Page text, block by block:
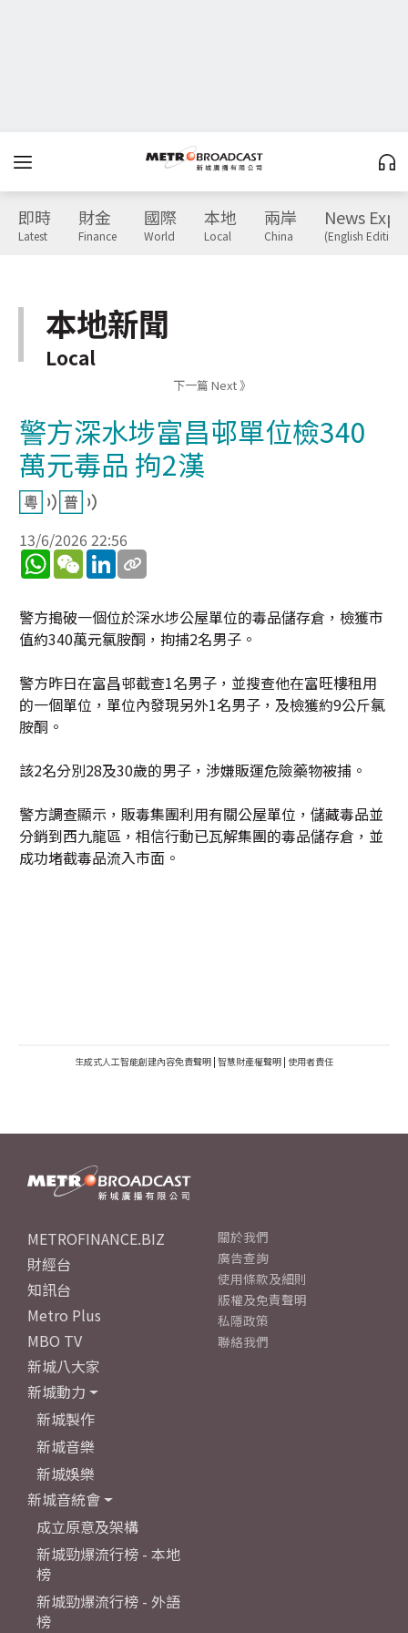
即時
Latest
財金
Finance
國際
World
本地
Local
兩岸
China
News
(English Edition)
本地新聞
Local
下一篇 Next 》
警方深水埗富昌邨單位檢340
萬元毒品 拘2漢
13/6/2026 22:56
WhatsApp
WeChatLinkedIn
警方搗破一個位於深水埗公屋單位的毒品儲存倉，檢獲市
值約340萬元氯胺酮，拘捕2名男子。
警方昨日在富昌邨截查1名男子，並搜查他在富旺樓租用
的一個單位，單位內發現另外1名男子，及檢獲約9公斤氯
胺酮。
該2名分別28及30歲的男子，涉嫌販運危險藥物被捕。
警方調查顯示，販毒集團利用有關公屋單位，儲藏毒品並
分銷到西九龍區，相信行動已瓦解集團的毒品儲存倉，並
成功堵截毒品流入市面。
生成式人工智能創建內容免責聲明 | 智慧財產權聲明 | 使用者責任
METROFINANCE.BIZ
財經台
知訊台
Metro Plus
MBO TV
新城八大家
新城動力
新城製作
新城音樂
新城娛樂
新城音統會
成立原意及架構
新城勁爆流行榜 - 本地
榜
新城勁爆流行榜 - 外語
榜
關於我們
廣告查詢
使用條款及細則
版權及免責聲明
私隱政策
聯絡我們